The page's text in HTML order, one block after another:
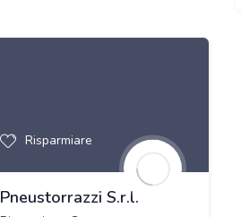
Risparmiare
Pneustorrazzi S.r.l.